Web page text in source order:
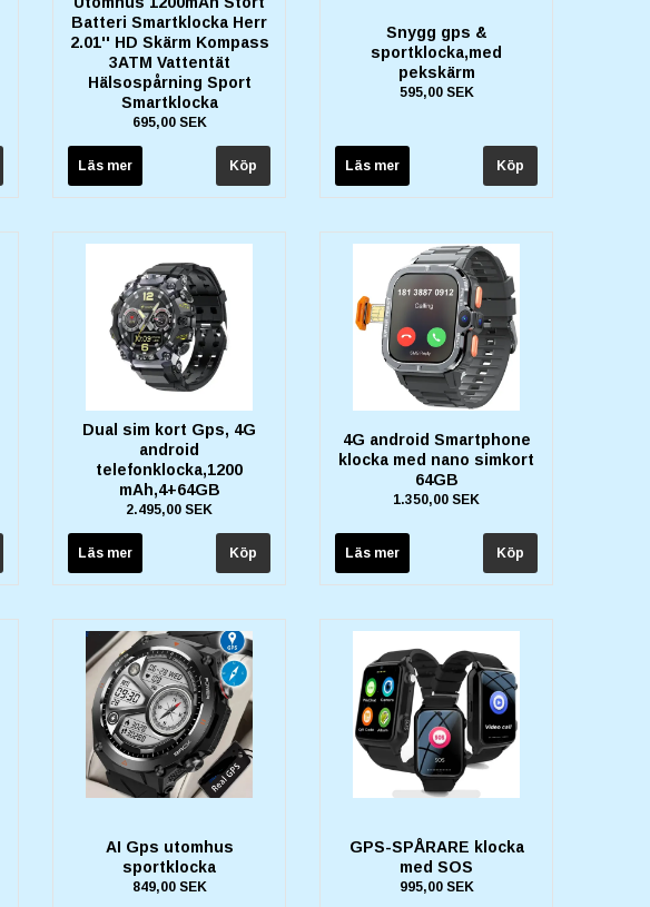
Batteri Smartklocka Herr
2.01'' HD Skärm Kompass
3ATM Vattentät
Hälsospårning Sport
Smartklocka
695,00 SEK
Läs mer
Snygg gps &
sportklocka,med
pekskärm
595,00 SEK
Läs mer
Dual sim kort Gps, 4G
android
telefonklocka,1200
mAh,4+64GB
2.495,00 SEK
Läs mer
4G android Smartphone
klocka med nano simkort
64GB
1.350,00 SEK
Läs mer
AI Gps utomhus
sportklocka
849,00 SEK
GPS-SPÅRARE klocka
med SOS
995,00 SEK